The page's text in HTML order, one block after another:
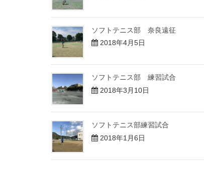
ソフトテニス部 奈良遠征
2018年4月5日
ソフトテニス部 練習試合
2018年3月10日
ソフトテニス部練習試合
2018年1月6日